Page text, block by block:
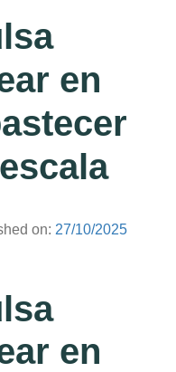
en
on: 27/10/2025
en